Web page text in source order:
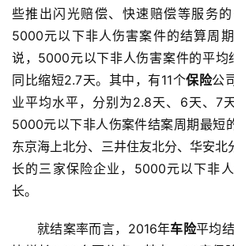
些推出闪光赔偿、快速赔偿等服务
5000元以下非人伤害案件的结算周
说，5000元以下非人伤害案件的平均
同比缩短2.7天。其中，有11个保险公
业平均水平，分别为2.8天、6天、7
5000元以下非人伤案件结案周期最短
东京海上北分、三井住友北分、华安北
长的三家保险企业，5000元以下非
长。
就结案率而言，2016年车险平均